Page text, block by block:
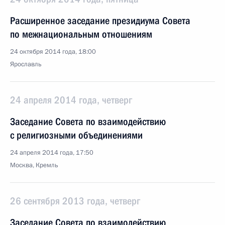
Расширенное заседание президиума Совета
по межнациональным отношениям
24 октября 2014 года, 18:00
Ярославль
24 апреля 2014 года, четверг
Заседание Совета по взаимодействию
с религиозными объединениями
24 апреля 2014 года, 17:50
Москва, Кремль
26 сентября 2013 года, четверг
Заседание Совета по взаимодействию